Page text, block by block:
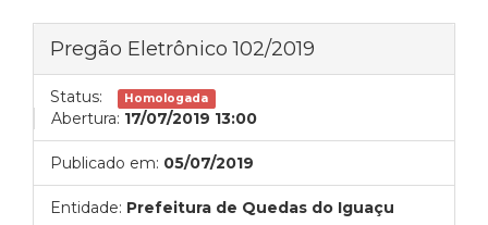
Pregão Eletrônico 102/2019
Status: Homologada
Abertura: 17/07/2019 13:00
Publicado em: 05/07/2019
Entidade: Prefeitura de Quedas do Iguaçu